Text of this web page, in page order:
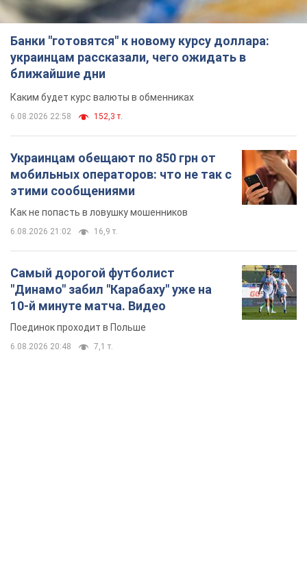
Украинцам обещают по 850 грн от
мобильных операторов: что не так с
этими сообщениями
Как не попасть в ловушку мошенников
6.08.2026 21:02 16,9 т.
Самый дорогой футболист
"Динамо" забил "Карабаху" уже на
10-й минуте матча. Видео
Поединок проходит в Польше
6.08.2026 20:48 7,1 т.